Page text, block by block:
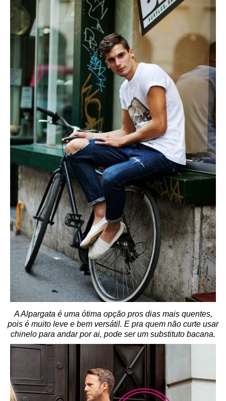
A Alpargata é uma ótima opção pros dias mais quentes,
pois é muito leve e bem versátil. E pra quem não curte usar
chinelo para andar por ai, pode ser um substituto bacana.